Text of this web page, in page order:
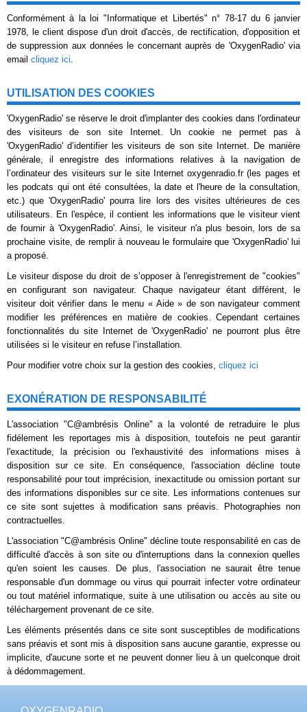
Conformément à la loi "Informatique et Libertés" n° 78-17 du 6 janvier
1978, le client dispose d'un droit d'accès, de rectification, d'opposition et
de suppression aux données le concernant auprès de 'OxygenRadio' via
email cliquez ici
UTILISATION DES COOKIES
'OxygenRadio' se réserve le droit d'implanter des cookies dans l'ordinateur
des visiteurs de son site Internet. Un cookie ne permet pas à
'OxygenRadio' d’identifier les visiteurs de son site Internet. De manière
générale, il enregistre des informations relatives à la navigation de
l’ordinateur des visiteurs sur le site Internet oxygenradio.fr (les pages et
les podcats qui ont été consultées, la date et l'heure de la consultation,
etc.) que 'OxygenRadio' pourra lire lors des visites ultérieures de ces
utilisateurs. En l'espèce, il contient les informations que le visiteur vient
de fournir à 'OxygenRadio'. Ainsi, le visiteur n'a plus besoin, lors de sa
prochaine visite, de remplir à nouveau le formulaire que 'OxygenRadio' lui
a proposé.
Le visiteur dispose du droit de s’opposer à l'enregistrement de "cookies"
en configurant son navigateur. Chaque navigateur étant différent, le
visiteur doit vérifier dans le menu « Aide » de son navigateur comment
modifier les préférences en matière de cookies. Cependant certaines
fonctionnalités du site Internet de 'OxygenRadio' ne pourront plus être
utilisées si le visiteur en refuse l’installation.
Pour modifier votre choix sur la gestion des cookies, cliquez ici
EXONÉRATION DE RESPONSABILITÉ
L'association "C@ambrésis Online" a la volonté de retraduire le plus
fidélement les reportages mis à disposition, toutefois ne peut garantir
l'exactitude, la précision ou l'exhaustivité des informations mises à
disposition sur ce site. En conséquence, l'association décline toute
responsabilité pour tout imprécision, inexactitude ou omission portant sur
des informations disponibles sur ce site. Les informations contenues sur
ce site sont sujettes à modification sans préavis. Photographies non
contractuelles.
L'association "C@ambrésis Online" décline toute responsabilité en cas de
difficulté d'accès à son site ou d'interruptions dans la connexion quelles
qu'en soient les causes. De plus, l'association ne saurait être tenue
responsable d'un dommage ou virus qui pourrait infecter votre ordinateur
ou tout matériel informatique, suite à une utilisation ou accès au site ou
téléchargement provenant de ce site.
Les éléments présentés dans ce site sont susceptibles de modifications
sans préavis et sont mis à disposition sans aucune garantie, expresse ou
implicite, d'aucune sorte et ne peuvent donner lieu à un quelconque droit
à dédommagement.